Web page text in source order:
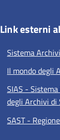
Link esterni
Sistema
Il mondo degli
SIAS -
degli Archivi di
SAST -